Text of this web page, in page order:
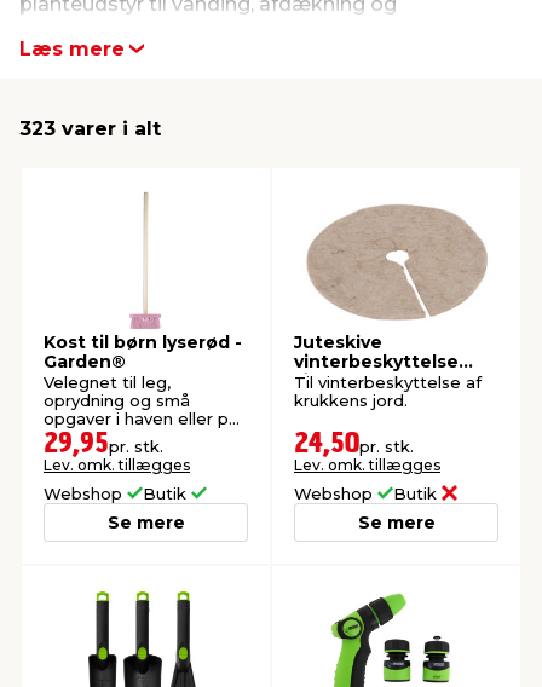
& stilladser
& ukrudt
data & TV
& fritid
solcellelamper. Produkterne er praktiske i
Læs mere
323 varer i alt
Kost til børn lyserød -
Garden®
Velegnet til leg,
oprydning og små
opgaver i haven eller på
terrassen.
29,95pr. stk.
Lev. omk. tillægges
Webshop Butik
Se mere
Juteskive
vinterbeskyttelse
Ø34 cm - Garden®
Til vinterbeskyttelse af
krukkens jord.
24,50pr. stk.
Lev. omk. tillægges
Webshop Butik
Se mere